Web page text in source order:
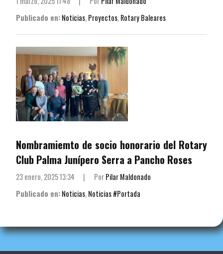
Publicado en:Noticias, Proyectos, Rotary Baleares
Nombramiemto de socio honorario del Rotary
Club Palma Junípero Serra a Pancho Roses
23 enero, 2025 13:34 | PorPilar Maldonado
Publicado en:Noticias,Noticias #Portada